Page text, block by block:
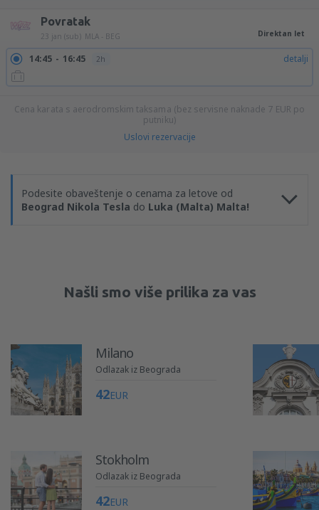
Povratak
23 jan (sub) MLA - BEG Direktan let
14:45 16:45 2h detalji
Cena karata s aerodromskim taksama (bez servisne naknade 7 EUR po
putniku)
Uslovi rezervacije
Podesite obaveštenje o cenama za letove od
Beograd Nikola Tesla do Luka (Malta) Malta!
Našli smo više prilika za vas
Milano
Odlazak iz Beograda
42EUR
Stokholm
Odlazak iz Beograda
42EUR